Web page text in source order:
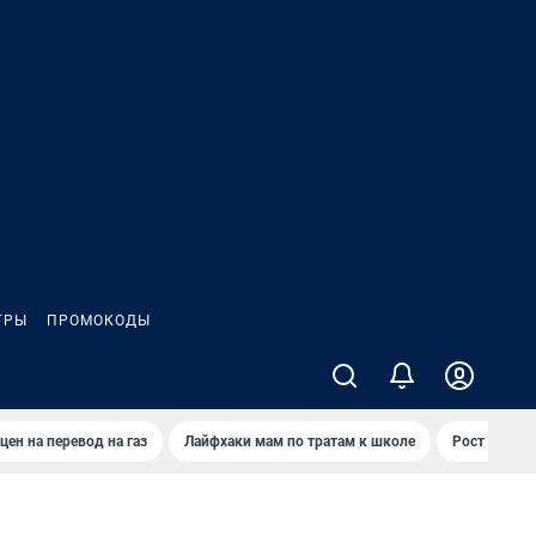
ПРОМОКОДЫ
на перевод на газ Лайфхаки мам по тратам к школе Рост цен на